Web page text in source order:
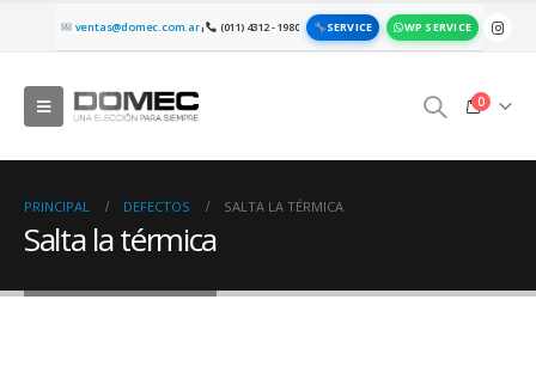
ventas@domec.com.ar| (011) 4312 - 1980 SERVICE WP SERVICE
0
PRINCIPAL DEFECTOS SALTA LA TÉRMICA
Salta la térmica